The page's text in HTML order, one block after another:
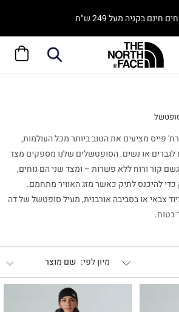
חינם בקניה מעל 249 ש"ח
פייס מציעים את הטוב ביותר מכל העולמות,
לגברים או נשים. הסופטשלים שלנו מספקים מצד
קור ורוח ללא פשרות – ומצד שני הם נוחים,
להיכנס לתיק כאשר מזג האוויר מתחמם.
צבאי או בסביבה אורבנית, מעיל סופטשל של דה
בטוח.
שם מוצר